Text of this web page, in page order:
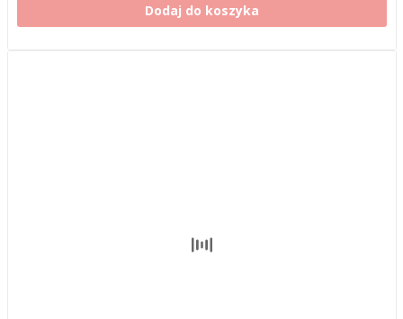
Dodaj do koszyka